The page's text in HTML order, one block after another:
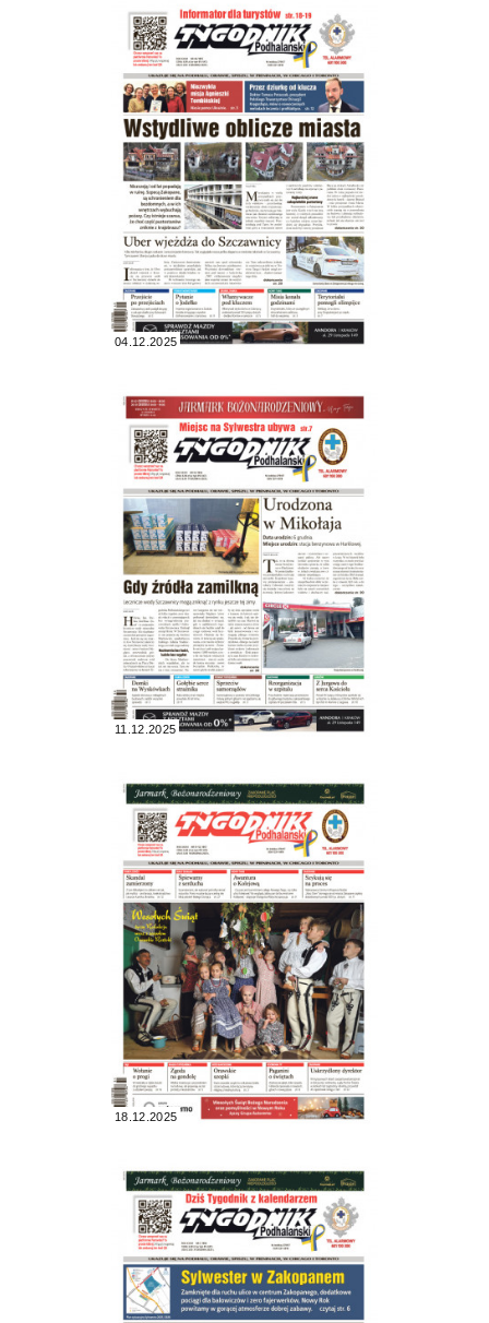
04.12.2025
11.12.2025
18.12.2025